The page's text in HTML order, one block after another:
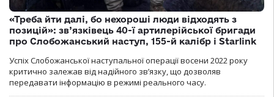
«Треба йти далі, бо нехороші люди відходять з
позицій»: зв’язківець 40-ї артилерійської бригади
про Слобожанський наступ, 155-й калібр і Starlink
Успіх Слобожанської наступальної операції восени 2022 року
критично залежав від надійного зв’язку, що дозволяв
передавати інформацію в режимі реального часу.